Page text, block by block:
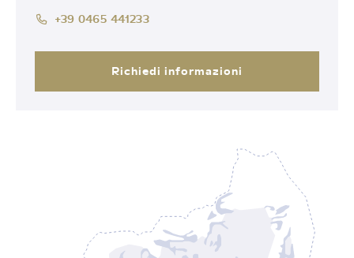
+39 0465 441233
Richiedi informazioni